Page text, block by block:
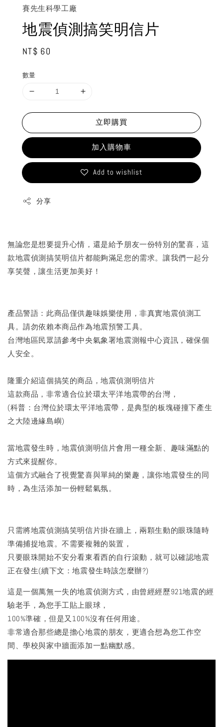
賽先生科學工廠
地震偵測搞笑明信片
Regular
NT$ 60
數量
立即購買
加入購物車
Add to wishlist
分享
無論您是想要提升心情，還是給予朋友一份特別的驚喜，這
款地震偵測搞笑明信片都能夠滿足您的需求。讓我們一起分
享笑聲，讓生活更加美好！
產品警語：此商品僅供趣味娛樂使用，非真實地震偵測工
具。請勿依賴本商品作為地震預警工具。
台灣地區民眾請參考中央氣象署地震測報中心資訊，確保個
人安全。
隆重介紹這個搞笑的商品，地震偵測明信片
這款商品，非常適合位於環太平洋地震帶的台灣，
(科普：台灣位於環太平洋地震帶，是典型的板塊碰撞下產生
之大陸邊緣島嶼)
當地震發生時，地震偵測明信片會用一種全新、趣味滿點的
方式來提醒你。
這個方式融合了視覺驚喜與單純的樂趣，讓你地震發生的同
時，為生活添加一份輕鬆氣氛。
​只需將地震偵測搞笑明信片掛在牆上，兩顆生動的眼珠隨時
準備捕捉地震。不需要複雜的裝置，
只要眼珠開始不安分看東看西的自行滾動，就可以確認地震
正在發生(續下文：地震發生時該怎麼辦?)
​這是一個萬無一失的地震偵測方式，由曾經經歷921地震的經
驗老手，為您手工貼上眼球，
100%準確，但是又100%沒有任何用途。
非常適合那些總是擔心地震的朋友，更適合想為您工作空
間、學校與家中牆面添加一點幽默感。